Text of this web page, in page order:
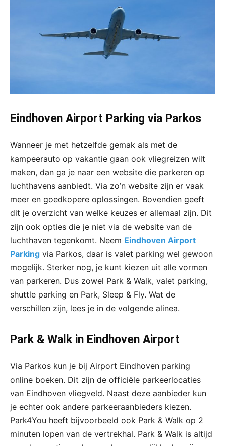
Eindhoven Airport Parking via Parkos
Wanneer je met hetzelfde gemak als met de
kampeerauto op vakantie gaan ook vliegreizen wilt
maken, dan ga je naar een website die parkeren op
luchthavens aanbiedt. Via zo’n website zijn er vaak
meer en goedkopere oplossingen. Bovendien geeft
dit je overzicht van welke keuzes er allemaal zijn. Dit
zijn ook opties die je niet via de website van de
luchthaven tegenkomt. Neem Eindhoven Airport
Parking via Parkos, daar is valet parking wel gewoon
mogelijk. Sterker nog, je kunt kiezen uit alle vormen
van parkeren. Dus zowel Park & Walk, valet parking,
shuttle parking en Park, Sleep & Fly. Wat de
verschillen zijn, lees je in de volgende alinea.
Park & Walk in Eindhoven Airport
Via Parkos kun je bij Airport Eindhoven parking
online boeken. Dit zijn de officiële parkeerlocaties
van Eindhoven vliegveld. Naast deze aanbieder kun
je echter ook andere parkeeraanbieders kiezen.
Park4You heeft bijvoorbeeld ook Park & Walk op 2
minuten lopen van de vertrekhal. Park & Walk is altijd